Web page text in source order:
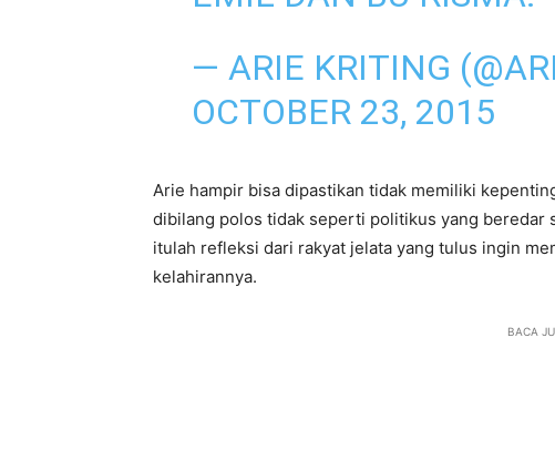
— ARIE KRITING
OCTOBER 23, 2015
Arie hampir bisa dipastikan tidak memiliki
dibilang polos tidak seperti politikus yang beredar
itulah refleksi dari rakyat jelata yang tulus ingin
kelahirannya.
BACA